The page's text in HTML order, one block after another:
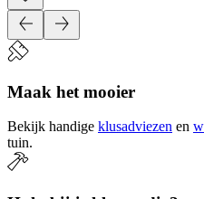
Maak het mooier
Bekijk handige klusadviezen en
tuin.